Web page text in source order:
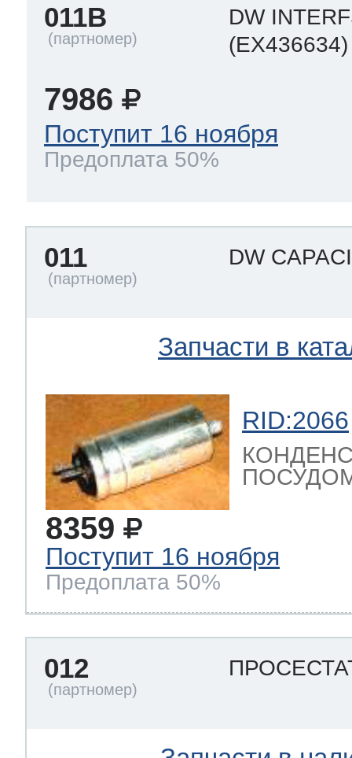
011B
DW
(EX436634)
7986
Поступит 16 ноября
Предоплата 50%
011 DW
Запчасти в
RID:2066
8359
Поступит 16 ноября
Предоплата 50%
012